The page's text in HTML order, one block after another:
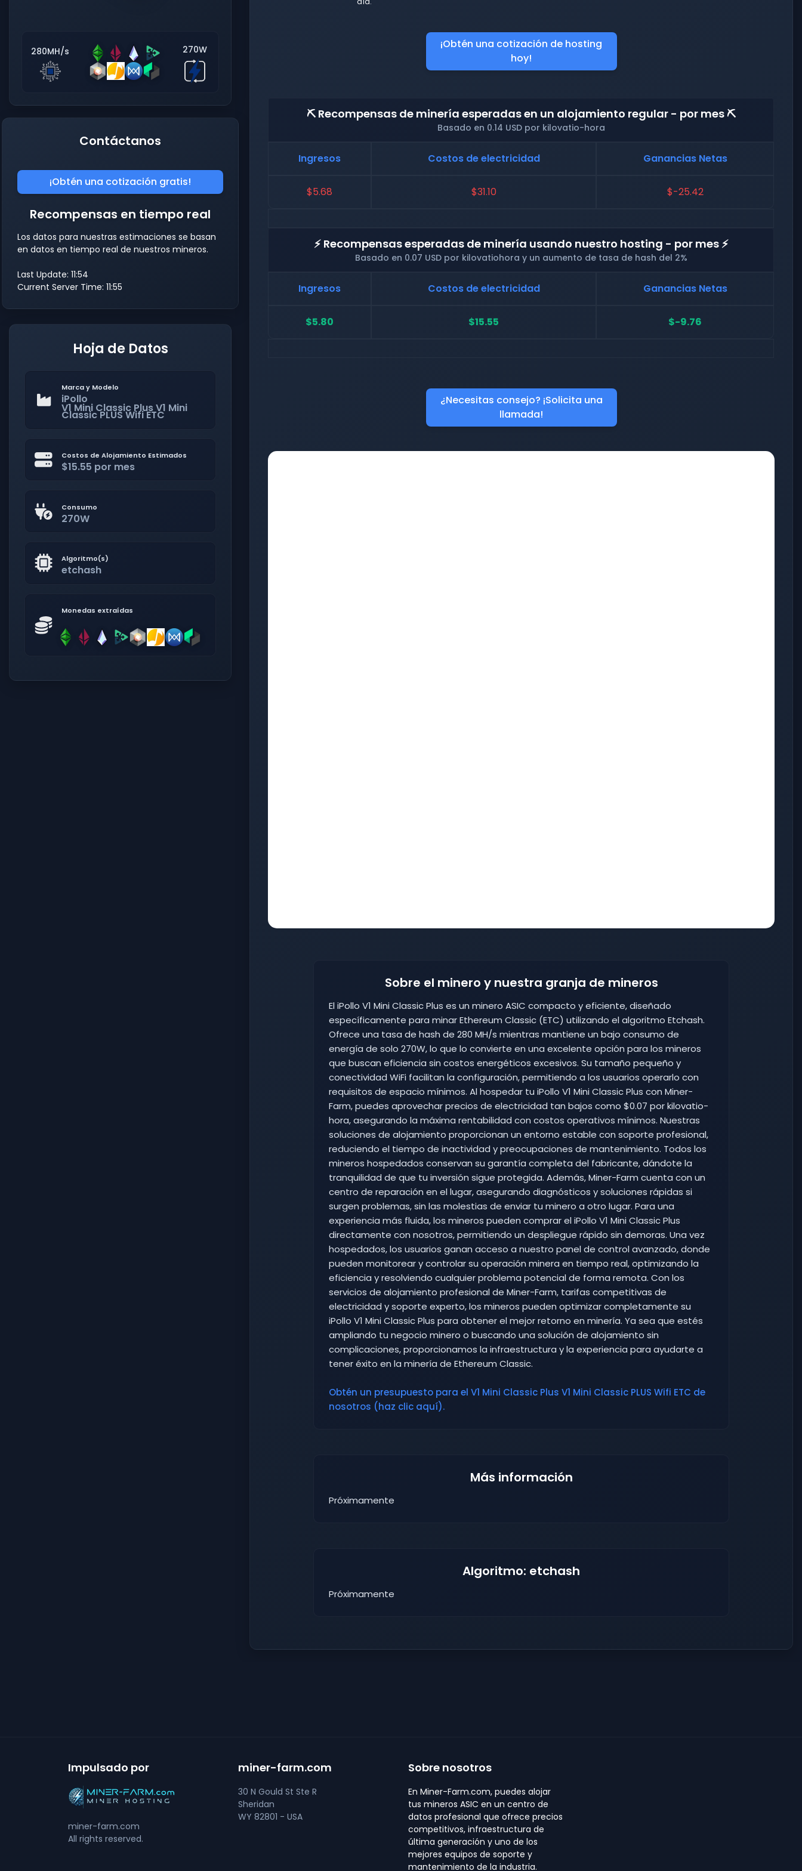
280MH/s 270W
Contáctanos
¡Obtén una cotización gratis!
Recompensas en tiempo real
Los datos para nuestras estimaciones se basan
en datos en tiempo real de nuestros mineros.
Last Update: 11:54
Current Server Time: 11:55
Hoja de Datos
Marca y Modelo
iPollo
V1 Mini Classic Plus V1 Mini
Classic PLUS Wifi ETC
Costos de Alojamiento Estimados
$15.55 por mes
Consumo
270W
Algoritmo(s)
etchash
Monedas extraídas
¡Obtén una cotización de hosting
hoy!
⛏️ Recompensas de minería esperadas en un alojamiento regular - por mes ⛏️
Basado en 0.14 USD por kilovatio-hora
Ingresos Costos de electricidad Ganancias Netas
$5.68 $31.10 $-25.42
⚡ Recompensas esperadas de minería usando nuestro hosting - por mes ⚡
Basado en 0.07 USD por kilovatiohora y un aumento de tasa de hash del 2%
Ingresos Costos de electricidad Ganancias Netas
$5.80 $15.55 $-9.76
¿Necesitas consejo? ¡Solicita una
llamada!
Sobre el minero y nuestra granja de mineros
El iPollo V1 Mini Classic Plus es un minero ASIC compacto y eficiente, diseñado
específicamente para minar Ethereum Classic (ETC) utilizando el algoritmo Etchash.
Ofrece una tasa de hash de 280 MH/s mientras mantiene un bajo consumo de
energía de solo 270W, lo que lo convierte en una excelente opción para los mineros
que buscan eficiencia sin costos energéticos excesivos. Su tamaño pequeño y
conectividad WiFi facilitan la configuración, permitiendo a los usuarios operarlo con
requisitos de espacio mínimos. Al hospedar tu iPollo V1 Mini Classic Plus con Miner-
Farm, puedes aprovechar precios de electricidad tan bajos como $0.07 por kilovatio-
hora, asegurando la máxima rentabilidad con costos operativos mínimos. Nuestras
soluciones de alojamiento proporcionan un entorno estable con soporte profesional,
reduciendo el tiempo de inactividad y preocupaciones de mantenimiento. Todos los
mineros hospedados conservan su garantía completa del fabricante, dándote la
tranquilidad de que tu inversión sigue protegida. Además, Miner-Farm cuenta con un
centro de reparación en el lugar, asegurando diagnósticos y soluciones rápidas si
surgen problemas, sin las molestias de enviar tu minero a otro lugar. Para una
experiencia más fluida, los mineros pueden comprar el iPollo V1 Mini Classic Plus
directamente con nosotros, permitiendo un despliegue rápido sin demoras. Una vez
hospedados, los usuarios ganan acceso a nuestro panel de control avanzado, donde
pueden monitorear y controlar su operación minera en tiempo real, optimizando la
eficiencia y resolviendo cualquier problema potencial de forma remota. Con los
servicios de alojamiento profesional de Miner-Farm, tarifas competitivas de
electricidad y soporte experto, los mineros pueden optimizar completamente su
iPollo V1 Mini Classic Plus para obtener el mejor retorno en minería. Ya sea que estés
ampliando tu negocio minero o buscando una solución de alojamiento sin
complicaciones, proporcionamos la infraestructura y la experiencia para ayudarte a
tener éxito en la minería de Ethereum Classic.
Obtén un presupuesto para el V1 Mini Classic Plus V1 Mini Classic PLUS Wifi ETC de
nosotros (haz clic aquí).
Más información
Próximamente
Algoritmo: etchash
Próximamente
Impulsado por
miner-farm.com
All rights reserved.
miner-farm.com
30 N Gould St Ste R
Sheridan
WY 82801 - USA
Sobre nosotros
En Miner-Farm.com, puedes alojar
tus mineros ASIC en un centro de
datos profesional que ofrece precios
competitivos, infraestructura de
última generación y uno de los
mejores equipos de soporte y
mantenimiento de la industria.